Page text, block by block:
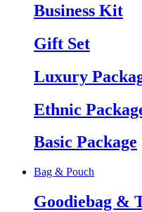
Business Kit
Gift Set
Luxury
Ethnic
Basic Package
Bag & Pouch
Goodiebag &